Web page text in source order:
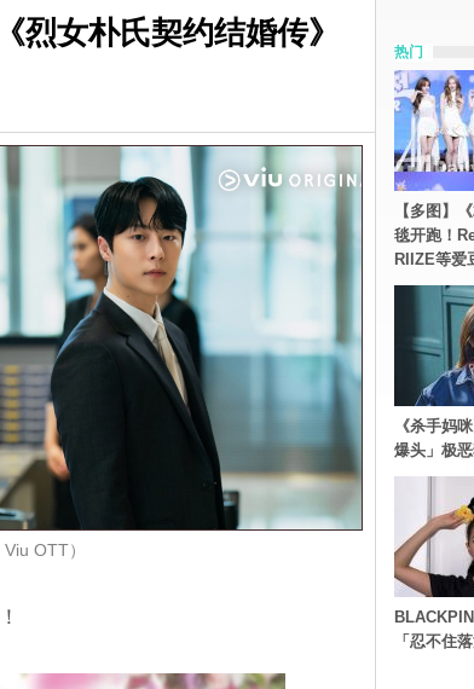
烈女朴氏契约结婚传》
Viu OTT）
热门
【多图】
毯开跑！
RIIZE等爱
《杀手妈
爆头」极
「忍不住